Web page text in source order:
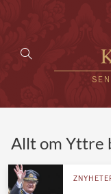
Allt om Yttre